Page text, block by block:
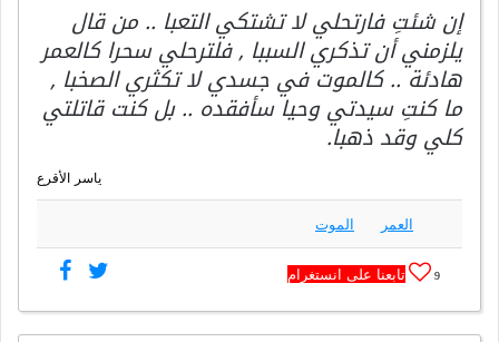
إن شئتِ فارتحلي لا تشتكي التعبا .. من قال
يلزمني أن تذكري السببا , فلترحلي سحرا كالعمر
هادئة .. كالموت في جسدي لا تكثري الصخبا ,
ما كنتِ سيدتي وحيا سأفقده .. بل كنت قاتلتي
كلي وقد ذهبا.
ياسر الأقرع
العمر الموت
9 تابعنا على انستغرام